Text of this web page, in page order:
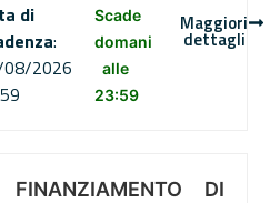
di
:
2026
Scade
domani
alle
23:59
Maggiori
dettagli
DI